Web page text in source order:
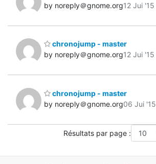
by noreply＠gnome.org12 Jui '15
chronojump - master
by noreply＠gnome.org12 Jui '15
chronojump - master
by noreply＠gnome.org06 Jui '15
Résultats par page :